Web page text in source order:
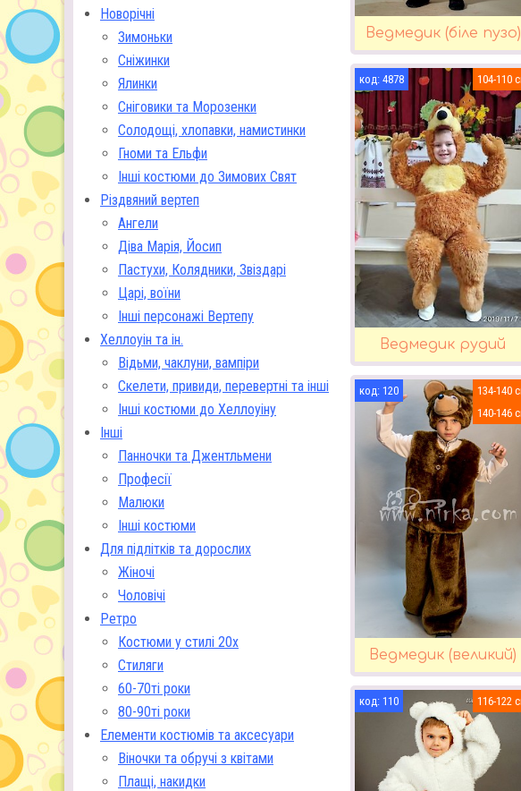
Новорічні
Зимоньки
Сніжинки
Ялинки
Сніговики та Морозенки
Солодощі, хлопавки, намистинки
Гноми та Ельфи
Інші костюми до Зимових Свят
Різдвяний вертеп
Ангели
Діва Марія, Йосип
Пастухи, Колядники, Звіздарі
Царі, воїни
Інші персонажі Вертепу
Хеллоуін та ін.
Відьми, чаклуни, вампіри
Скелети, привиди, перевертні та інші
Інші костюми до Хеллоуіну
Інші
Панночки та Джентльмени
Професії
Малюки
Інші костюми
Для підлітків та дорослих
Жіночі
Чоловічі
Ретро
Костюми у стилі 20х
Стиляги
60-70ті роки
80-90ті роки
Елементи костюмів та аксесуари
Віночки та обручі з квітами
Плащі, накидки
Ведмедик (біле пузо)
4878 104-110
Ведмедик рудий
120
134-140
140-146
Ведмедик (великий)
110 116-122